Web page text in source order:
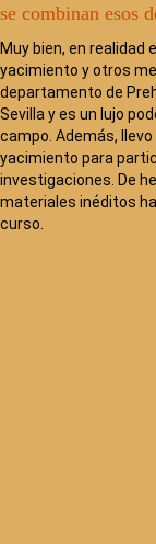
se combinan esos
Muy bien, en realidad
yacimiento y otros
departamento de
Sevilla y es un lujo
campo. Además,
yacimiento para
investigaciones. De
materiales inéditos
curso.